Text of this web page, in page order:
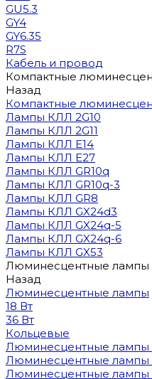
GU5.3
GY4
GY6.35
R7S
Кабель и провод
Компактные
Назад
Компактные
Лампы КЛЛ 2G10
Лампы КЛЛ 2G11
Лампы КЛЛ E14
Лампы КЛЛ E27
Лампы КЛЛ GR10q
Лампы КЛЛ GR10q-3
Лампы КЛЛ GR8
Лампы КЛЛ GX24d3
Лампы КЛЛ GX24q-5
Лампы КЛЛ GX24q-6
Лампы КЛЛ GX53
Люминесцентные лампы
Назад
Люминесцентные лампы
18 Вт
36 Вт
Кольцевые
Люминесцентные лампы
Люминесцентные лампы
Люминесцентные лампы